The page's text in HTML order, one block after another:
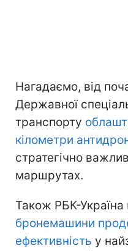
Нагадаємо, від
Державної
транспорту
кілометри
стратегічно
маршрутах.
Також РБК-
бронемашини
ефективність у